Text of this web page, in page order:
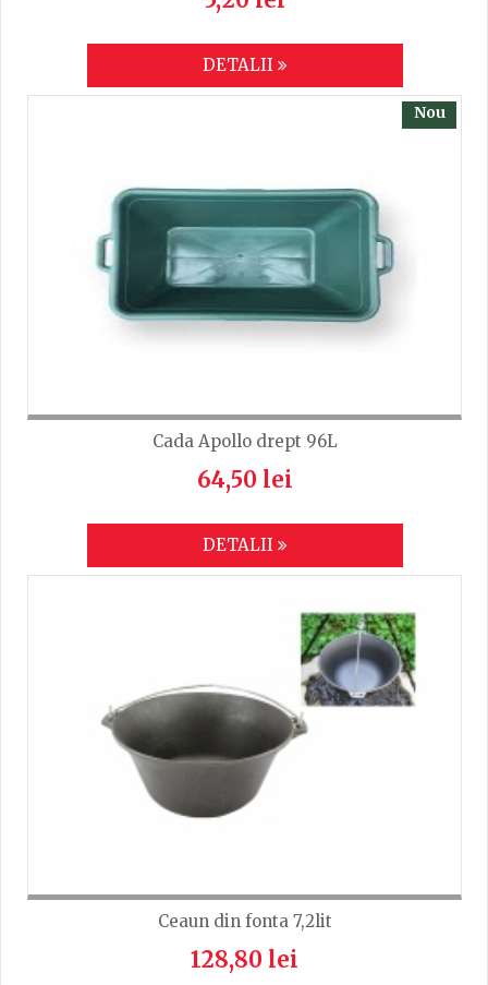
DETALII
Nou
Cada Apollo drept 96L
64,50 lei
DETALII
Ceaun din fonta 7,2lit
128,80 lei